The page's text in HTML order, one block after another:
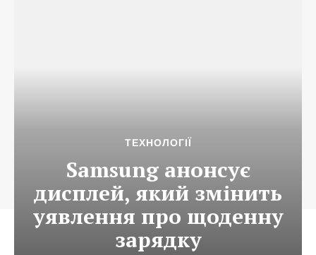
ТЕХНОЛОГІЇ
Samsung анонсує
дисплей, який змінить
уявлення про щоденну
зарядку